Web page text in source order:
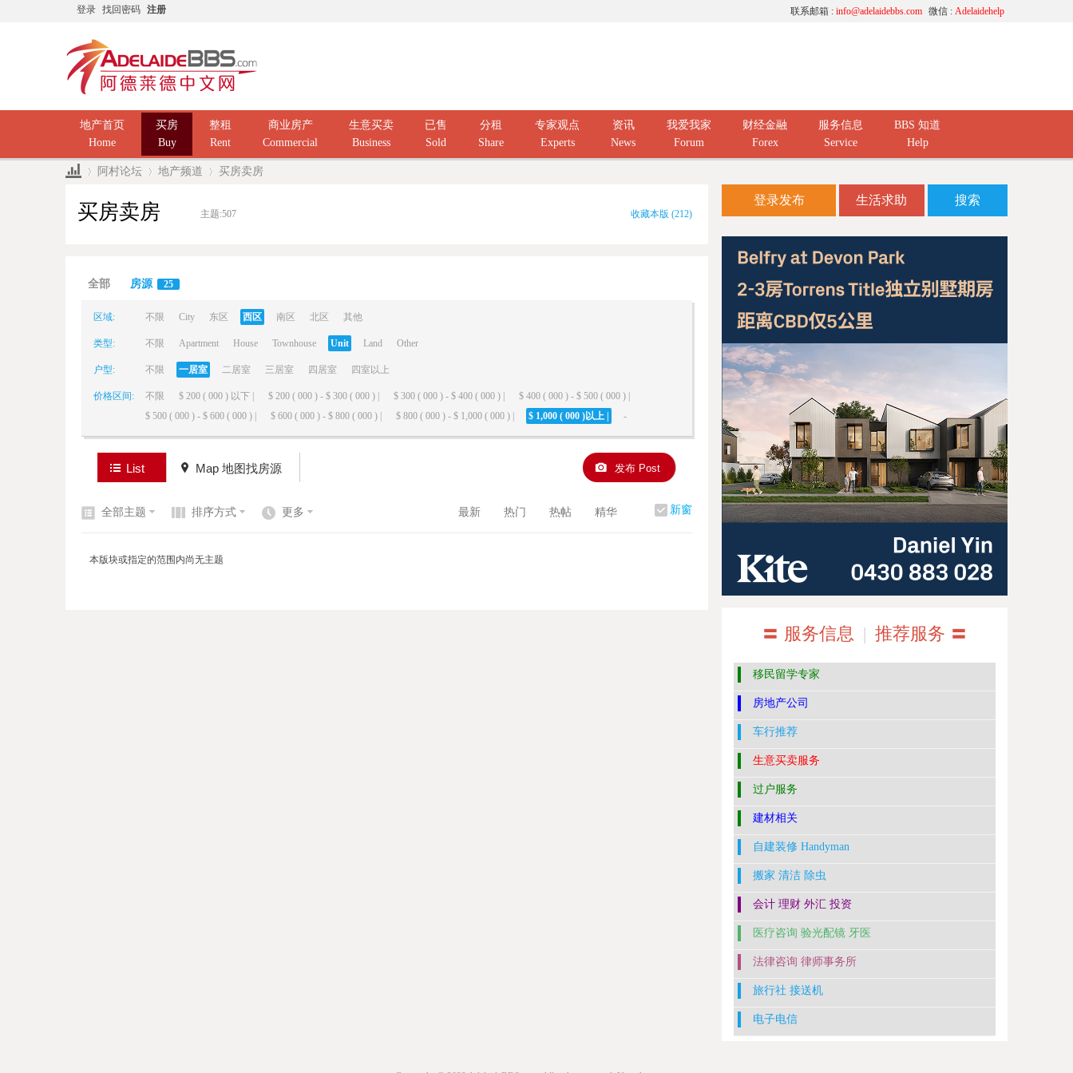
登录 找回密码 注册 微信 : Adelaidehelp
联系邮箱 : info@adelaidebbs.com
地产首页
Home
买房
Buy
整租
Rent
商业房产
Commercial
生意买卖
Business
已售
Sold
分租
Share
专家观点
Experts
资讯
News
我爱我家
Forum
财经金融
Forex
服务信息
Service
BBS 知道
Help
阿村论坛 地产频道 买房卖房
买房卖房 主题:507 收藏本版 (212)
全部 房源 25
区域: 不限 City 东区 西区 南区 北区 其他
类型: 不限 Apartment House Townhouse Unit Land Other
户型: 不限 一居室 二居室 三居室 四居室 四室以上
价格区间: 不限 $ 200 ( 000 ) 以下 | $ 200 ( 000 ) - $ 300 ( 000 ) | $ 300 ( 000 ) - $ 400 ( 000 ) |
$ 400 ( 000 ) - $ 500 ( 000 ) |
$ 500 ( 000 ) - $ 600 ( 000 ) |
$ 600 ( 000 ) - $ 800 ( 000 ) | $ 800 ( 000 ) - $ 1,000 ( 000 ) | $ 1,000 ( 000 )以上 | -
List Map 地图找房源 发布 Post
新窗
全部主题 排序方式 更多 最新 热门 热帖 精华
本版块或指定的范围内尚无主题
登录发布 生活求助 搜索
〓 服务信息 | 推荐服务 〓
移民留学专家
房地产公司
车行推荐
生意买卖服务
过户服务
建材相关
自建装修 Handyman
搬家 清洁 除虫
会计 理财 外汇 投资
医疗咨询 验光配镜 牙医
法律咨询 律师事务所
旅行社 接送机
电子电信